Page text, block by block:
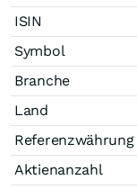
ISIN
Symbol
Branche
Land
Referenzwährung
Aktienanzahl